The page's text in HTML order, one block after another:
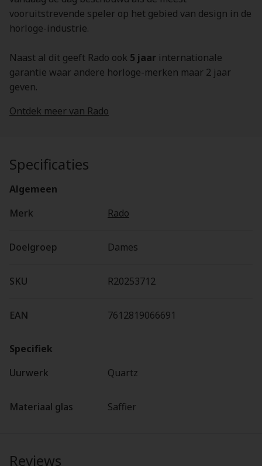
vooruitstrevende speler op het gebied van design in de
horloge-industrie.
Naast al dit geeft Rado ook 5 jaar internationale
garantie waar andere horloge-merken maar 2 jaar
geven.
Ontdek meer van Rado
Specificaties
Algemeen
Merk
Rado
Doelgroep Dames
SKU R20253712
EAN 7612819066691
Specifiek
Uurwerk
Quartz
Materiaal glas Saffier
Reviews